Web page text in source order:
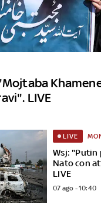
LIVE
Wsj:
Nato con
LIVE
LIVE
07 ago - 10:40